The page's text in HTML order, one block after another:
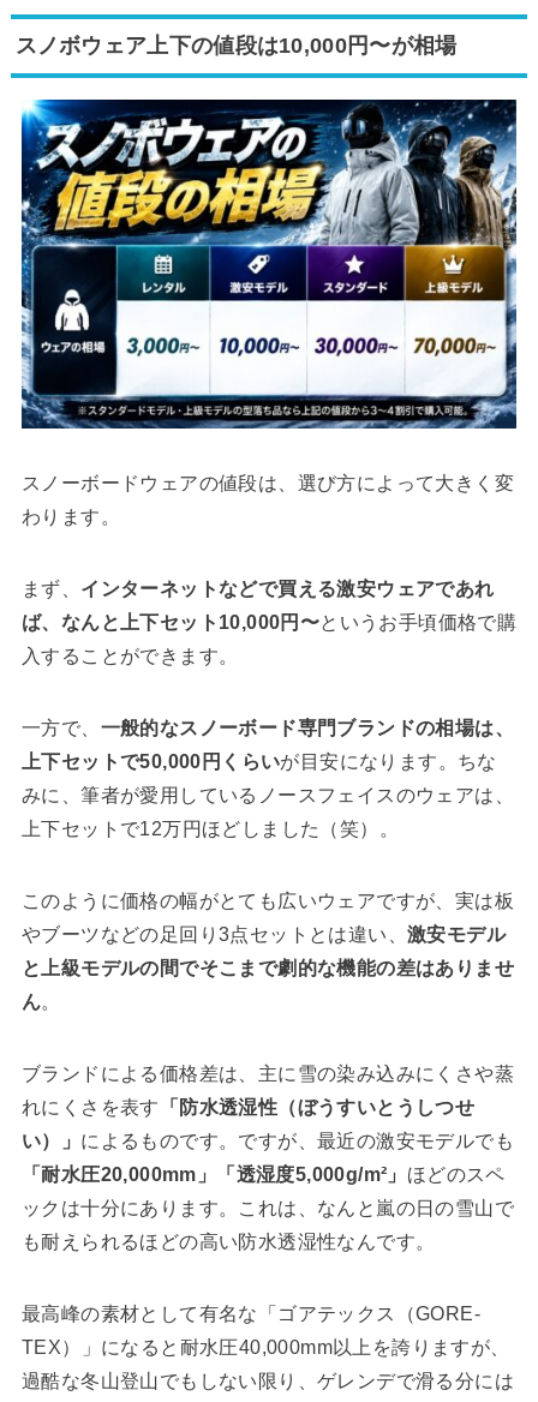
スノボウェア上下の値段は10,000円〜が相場
スノーボードウェアの値段は、選び方によって大きく変
わります。
まず、 インターネットなどで買える激安ウェアであれ
ば、なんと上下セット10,000円〜というお手頃価格で購
入することができます。
一方で、 一般的なスノーボード専門ブランドの相場は、
上下セットで50,000円くらいが目安になります。ちな
みに、筆者が愛用しているノースフェイスのウェアは、
上下セットで12万円ほどしました（笑）。
このように価格の幅がとても広いウェアですが、実は板
やブーツなどの足回り3点セットとは違い、 激安モデル
と上級モデルの間でそこまで劇的な機能の差はありませ
ん。
ブランドによる価格差は、主に雪の染み込みにくさや蒸
れにくさを表す
「防水透湿性（ぼうすいとうしつせ
い）」 によるものです。ですが、最近の激安モデルでも
「耐水圧20,000mm」「透湿度5,000g/m²」 ほどのスペ
ックは十分にあります。これは、なんと嵐の日の雪山で
も耐えられるほどの高い防水透湿性なんです。
最高峰の素材として有名な「ゴアテックス（GORE-
TEX）」になると耐水圧40,000mm以上を誇りますが、
過酷な冬山登山でもしない限り、ゲレンデで滑る分には